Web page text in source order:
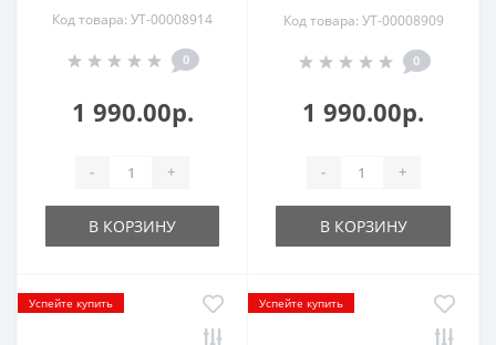
Код товара: УТ-00008914
0
1 990.00р.
- +
В КОРЗИНУ
Код товара: УТ-00008909
0
1 990.00р.
- +
В КОРЗИНУ
Успейте купить Успейте купить